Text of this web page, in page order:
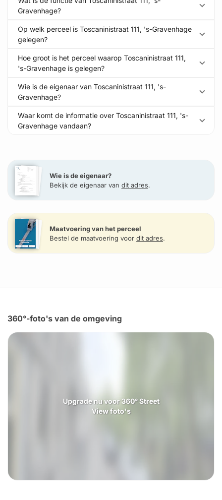
Gravenhage?
Op welk perceel is Toscaninistraat 111, 's-Gravenhage
gelegen?
Hoe groot is het perceel waarop Toscaninistraat 111,
's-Gravenhage is gelegen?
Wie is de eigenaar van Toscaninistraat 111, 's-
Gravenhage?
Waar komt de informatie over Toscaninistraat 111, 's-
Gravenhage vandaan?
Wie is de eigenaar?
Bekijk de eigenaar van dit adres.
Maatvoering van het perceel
Bestel de maatvoering voor dit adres.
360°-foto's van de omgeving
Upgrade nu voor 360° Street
View foto's